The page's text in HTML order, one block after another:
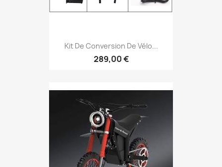
Kit De Conversion De Vélo...
289,00 €